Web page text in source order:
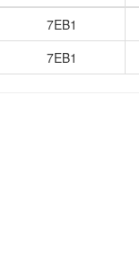
7EB1
7EB1